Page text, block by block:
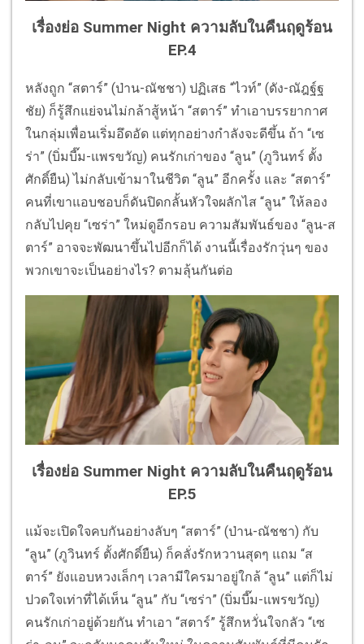
เรื่องย่อ Summer Night ความลับในคืนฤดูร้อน
EP.4
หลังถูก “สตาร์” (ป่าน-ณัชชา) ปฏิเสธ “ไวท์” (ดัง-ณัฎฐ์ฐ
ชัย) ก็รู้สึกแย่จนไม่กล้าสู้หน้า “สตาร์” ทำเอาบรรยากาศ
ในกลุ่มเพื่อนเริ่มอึดอัด แต่ทุกอย่างกำลังจะดีขึ้น ถ้า “เซ
ร่า” (บิ่มบี๊ม-แพรขวัญ) คนรักเก่าของ “ลูน” (ภูวินทร์ ตั้ง
ศักดิ์ยืน) ไม่กลับเข้ามาในชีวิต “ลูน” อีกครั้ง และ “สตาร์”
คนที่เขาแอบชอบก็ดันปิดกลั้นหัวใจผลักไส “ลูน” ให้ลอง
กลับไปคุย “เซร่า” ใหม่ดูอีกรอบ ความสัมพันธ์ของ “ลูน-ส
ตาร์” อาจจะพัฒนาขึ้นไปอีกก็ได้ งานนี้เรื่องรักวุ่นๆ ของ
พวกเขาจะเป็นอย่างไร? ตามลุ้นกันต่อ
เรื่องย่อ Summer Night ความลับในคืนฤดูร้อน
EP.5
แม้จะเปิดใจคบกันอย่างลับๆ “สตาร์” (ป่าน-ณัชชา) กับ
“ลูน” (ภูวินทร์ ตั้งศักดิ์ยืน) ก็คลั่งรักหวานสุดๆ แถม “ส
ตาร์” ยังแอบหวงเล็กๆ เวลามีใครมาอยู่ใกล้ “ลูน” แต่ก็ไม่
ปวดใจเท่าที่ได้เห็น “ลูน” กับ “เซร่า” (บิ่มบี๊ม-แพรขวัญ)
คนรักเก่าอยู่ด้วยกัน ทำเอา “สตาร์” รู้สึกหวั่นใจกลัว “เซ